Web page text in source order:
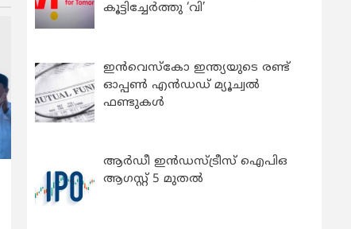
കൂട്ടിച്ചേർത്തു ‘വി’
ഇന്‍വെസ്കോ ഇന്ത്യയുടെ രണ്ട്
ഓപ്പണ്‍ എന്‍ഡഡ് മ്യൂച്വല്‍
ഫണ്ടുകള്‍
ആർഡീ ഇൻഡസ്ട്രീസ് ഐപിഒ
ആഗസ്റ്റ് 5 മുതൽ